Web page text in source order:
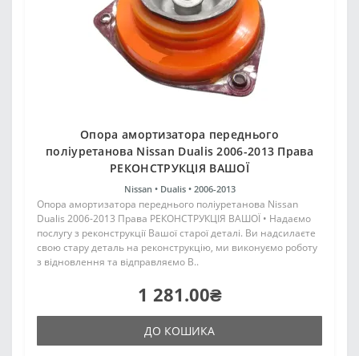
Опора амортизатора переднього
поліуретанова Nissan Dualis 2006-2013 Права
РЕКОНСТРУКЦІЯ ВАШОЇ
Nissan • Dualis • 2006-2013
Опора амортизатора переднього поліуретанова Nissan
Dualis 2006-2013 Права РЕКОНСТРУКЦІЯ ВАШОЇ • Надаємо
послугу з реконструкції Вашої старої деталі. Ви надсилаєте
свою стару деталь на реконструкцію, ми виконуємо роботу
з відновлення та відправляємо В..
1 281.00₴
ДО КОШИКА